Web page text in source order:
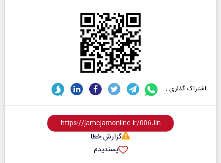
اشتراک گذاری :
گزارش خطا
پسندیدم